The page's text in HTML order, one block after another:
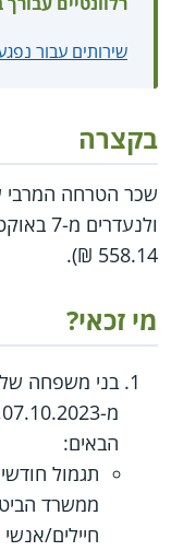
שירותים עבור
בקצרה
שכר הטרחה המרבי
558.14 ₪).
מי זכאי?
בני משפחה של
הבאים:
תגמול
ממשרד
חיילים/